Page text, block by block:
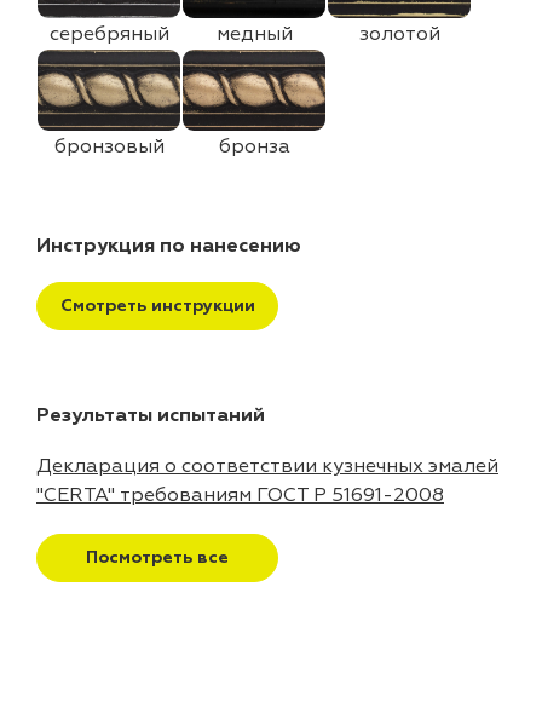
серебряный медный золотой
бронзовый бронза
Инструкция по нанесению
Смотреть инструкции
Результаты испытаний
Декларация о соответствии кузнечных эмалей
"CERTA" требованиям ГОСТ Р 51691-2008
Посмотреть все